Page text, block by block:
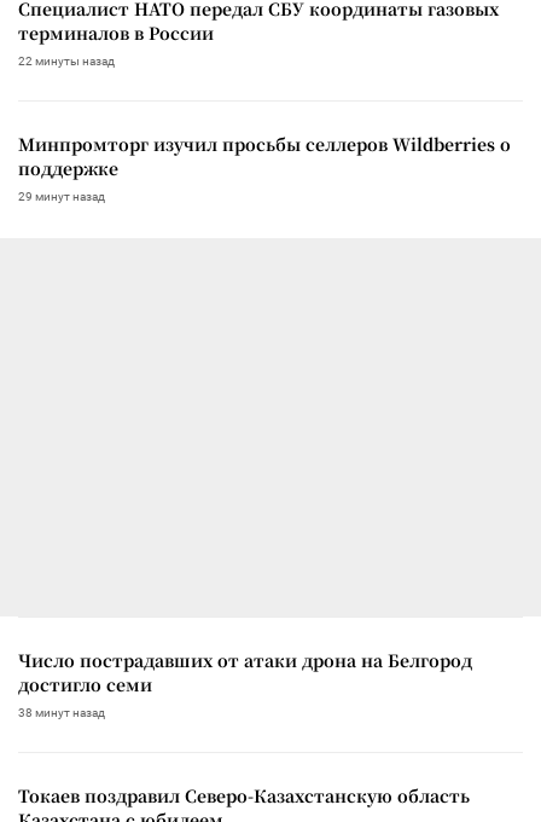
Специалист НАТО передал СБУ координаты газовых
терминалов в России
22 минуты назад
Минпромторг изучил просьбы селлеров Wildberries о
поддержке
29 минут назад
Число пострадавших от атаки дрона на Белгород
достигло семи
38 минут назад
Токаев поздравил Северо-Казахстанскую область